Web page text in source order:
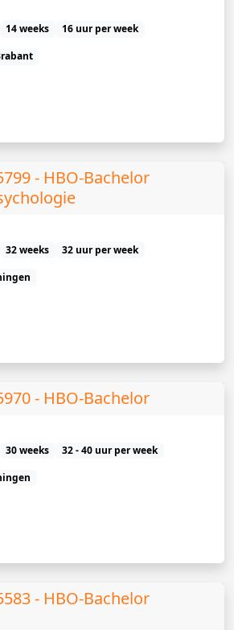
14 weeks
16 uur per week
- HBO-Bachelor
32 weeks
32 uur per week
- HBO-Bachelor
30 weeks
32 - 40 uur per week
- HBO-Bachelor